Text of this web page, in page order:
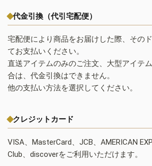
代金引換（代引宅配便）
宅配便により商品をお届けした際、その
てお支払いください。
直送アイテムのみのご注文、大型アイテ
合は、代金引換はできません。
他の支払い方法を選択してください。
クレジットカード
VISA、MasterCard、JCB、AMERICAN
Club、discoverをご利用いただけます。